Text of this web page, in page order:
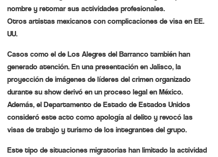
nombre y retomar sus actividades profesionales.
Otros artistas mexicanos con complicaciones de visa en EE.
UU.
Casos como el de Los Alegres del Barranco también han
generado atención. En una presentación en Jalisco, la
proyección de imágenes de líderes del crimen organizado
durante su show derivó en un proceso legal en México.
Además, el Departamento de Estado de Estados Unidos
consideró este acto como apología al delito y revocó las
visas de trabajo y turismo de los integrantes del grupo.
Este tipo de situaciones migratorias han limitado la actividad